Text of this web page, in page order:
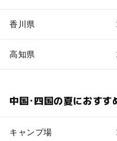
香川県
高知県
中国･四国の夏におすす
キャンプ場